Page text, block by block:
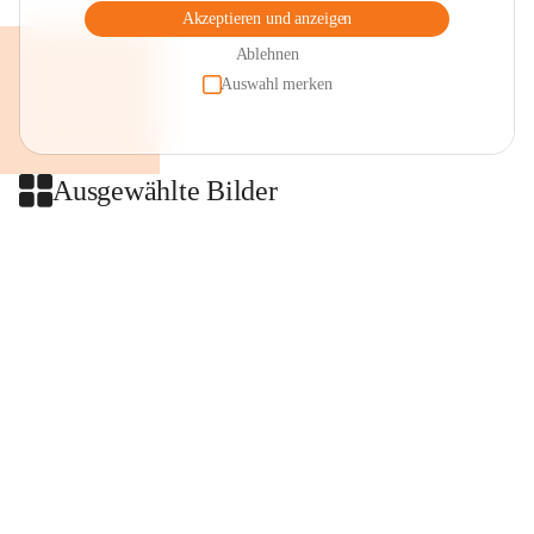
Akzeptieren und anzeigen
Ablehnen
Auswahl merken
Ausgewählte Bilder